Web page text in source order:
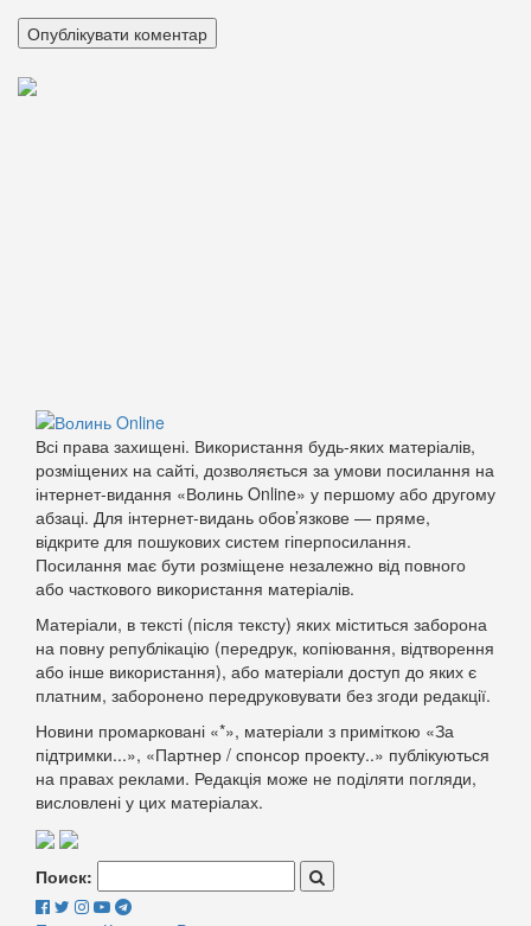
Всі права захищені. Використання будь-яких матеріалів,
розміщених на сайті, дозволяється за умови посилання на
інтернет-видання «Волинь Online» у першому або другому
абзаці. Для інтернет-видань обов’язкове — пряме,
відкрите для пошукових систем гіперпосилання.
Посилання має бути розміщене незалежно від повного
або часткового використання матеріалів.
Матеріали, в тексті (після тексту) яких міститься заборона
на повну републікацію (передрук, копіювання, відтворення
або інше використання), або матеріали доступ до яких є
платним, заборонено передруковувати без згоди редакції.
Новини промарковані «*», матеріали з приміткою «За
підтримки...», «Партнер / спонсор проекту..» публікуються
на правах реклами. Редакція може не поділяти погляди,
висловлені у цих матеріалах.
Поиск: